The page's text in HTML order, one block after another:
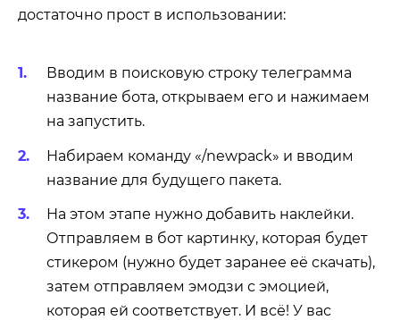
достаточно прост в использовании:
Вводим в поисковую строку телеграмма
название бота, открываем его и нажимаем
на запустить.
Набираем команду «/newpack» и вводим
название для будущего пакета.
На этом этапе нужно добавить наклейки.
Отправляем в бот картинку, которая будет
стикером (нужно будет заранее её скачать),
затем отправляем эмодзи с эмоцией,
которая ей соответствует. И всё! У вас